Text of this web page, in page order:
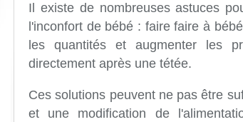
Il existe de nombreuses astuces
l'inconfort de bébé : faire faire à
les quantités et augmenter les
directement après une tétée.
Ces solutions peuvent ne pas être
et une modification de